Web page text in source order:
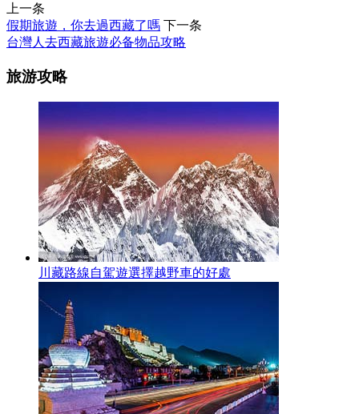
上一条
假期旅遊，你去過西藏了嗎 下一条
台灣人去西藏旅遊必备物品攻略
旅游攻略
川藏路線自駕遊選擇越野車的好處